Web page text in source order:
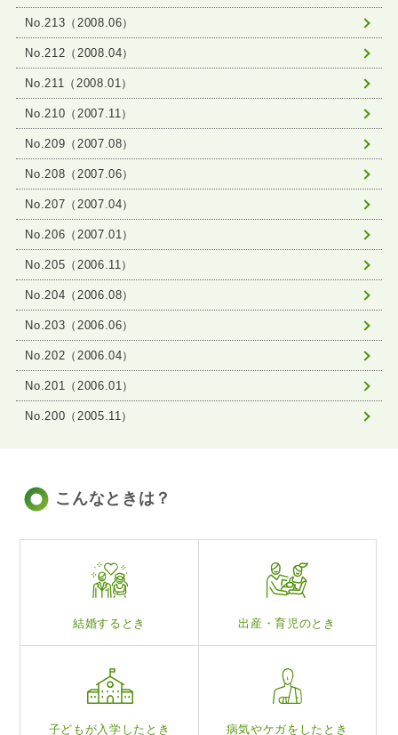
No.213（2008.06）
No.212（2008.04）
No.211（2008.01）
No.210（2007.11）
No.209（2007.08）
No.208（2007.06）
No.207（2007.04）
No.206（2007.01）
No.205（2006.11）
No.204（2006.08）
No.203（2006.06）
No.202（2006.04）
No.201（2006.01）
No.200（2005.11）
こんなときは？
結婚するとき 出産・育児のとき
子どもが入学したとき 病気やケガをしたとき